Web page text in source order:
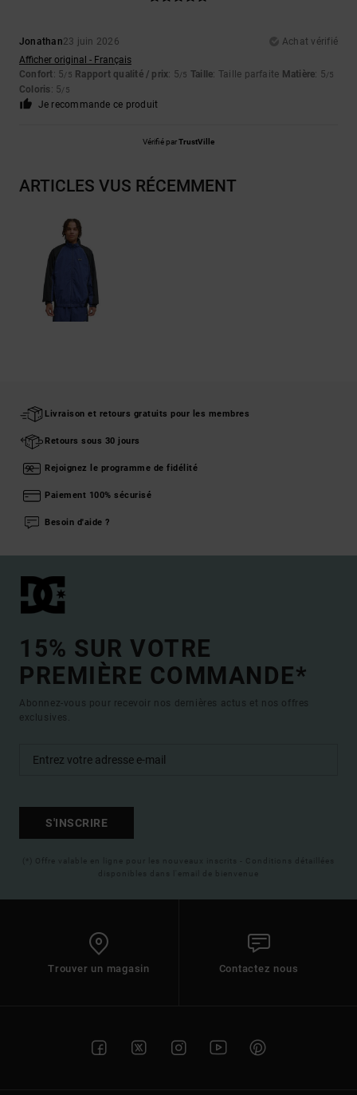
Jonathan23 juin 2026
Achat vérifié
Afficher original - Français
Confort: 5/5 Rapport qualité / prix: 5/5 Taille: Taille parfaite Matière: 5/5
Coloris: 5/5
Je recommande ce produit
Vérifié parTrustVille
ARTICLES VUS RÉCEMMENT
Livraison et retours gratuits pour les membres
Retours sous 30 jours
Rejoignez le programme de fidélité
Paiement 100% sécurisé
Besoin d'aide ?
15% SUR VOTRE
PREMIÈRE COMMANDE*
Abonnez-vous pour recevoir nos dernières actus et nos offres
exclusives.
S'INSCRIRE
(*) Offre valable en ligne pour les nouveaux inscrits - Conditions détaillées
disponibles dans l'email de bienvenue
Trouver un magasin Contactez nous